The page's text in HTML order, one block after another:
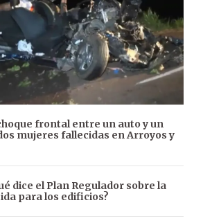
frontal entre un auto y un
mujeres fallecidas en Arroyos y
dice el Plan Regulador sobre la
para los edificios?